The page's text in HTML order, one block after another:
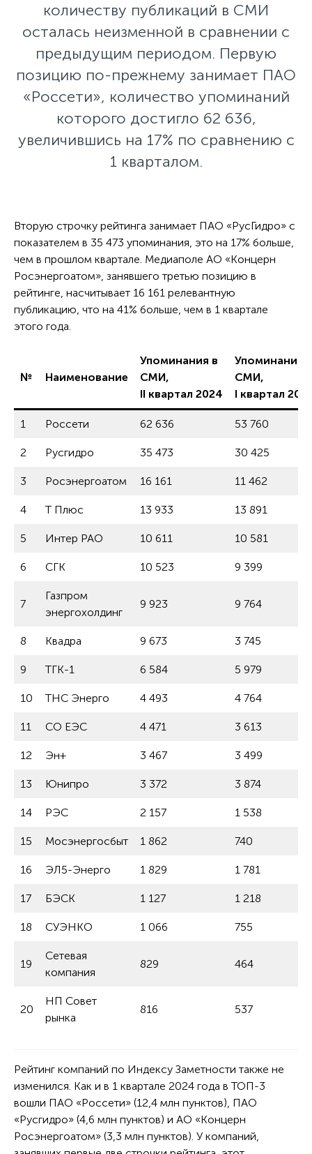
количеству публикаций в СМИ
осталась неизменной в сравнении с
предыдущим периодом. Первую
позицию по-прежнему занимает ПАО
«Россети», количество упоминаний
которого достигло 62 636,
увеличившись на 17% по сравнению с
1 кварталом.
Вторую строчку рейтинга занимает ПАО «РусГидро» с
показателем в 35 473 упоминания, это на 17% больше,
чем в прошлом квартале. Медиаполе АО «Концерн
Росэнергоатом», занявшего третью позицию в
рейтинге, насчитывает 16 161 релевантную
публикацию, что на 41% больше, чем в 1 квартале
этого года.
№ Наименование
Упоминания в
СМИ,
II квартал 2024
Упоминания в
СМИ,
I квартал
1 Россети 62 636 53 760
2 Русгидро 35 473 30 425
3 Росэнергоатом 16 161 11 462
4 Т Плюс 13 933 13 891
5 Интер РАО 10 611 10 581
6 СГК 10 523 9 399
7
Газпром
энергохолдинг
9 923 9 764
8 Квадра 9 673 3 745
9 ТГК-1 6 584 5 979
10 ТНС Энерго 4 493 4 764
11 СО ЕЭС 4 471 3 613
12 Эн+ 3 467 3 499
13 Юнипро 3 372 3 874
14 РЭС 2 157 1 538
15 Мосэнергосбыт 1 862 740
16 ЭЛ5-Энерго 1 829 1 781
17 БЭСК 1 127 1 218
18 СУЭНКО 1 066 755
19
Сетевая
компания
829 464
20
НП Совет
рынка
816 537
Рейтинг компаний по Индексу Заметности также не
изменился. Как и в 1 квартале 2024 года в ТОП-3
вошли ПАО «Россети» (12,4 млн пунктов), ПАО
«Русгидро» (4,6 млн пунктов) и АО «Концерн
Росэнергоатом» (3,3 млн пунктов). У компаний,